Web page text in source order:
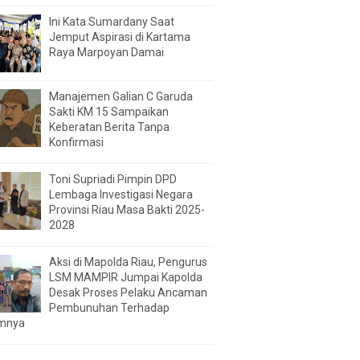
Ini Kata Sumardany Saat
Jemput Aspirasi di Kartama
Raya Marpoyan Damai
Manajemen Galian C Garuda
Sakti KM 15 Sampaikan
Keberatan Berita Tanpa
Konfirmasi
Toni Supriadi Pimpin DPD
Lembaga Investigasi Negara
Provinsi Riau Masa Bakti 2025-
2028
Aksi di Mapolda Riau, Pengurus
LSM MAMPIR Jumpai Kapolda
Desak Proses Pelaku Ancaman
Pembunuhan Terhadap